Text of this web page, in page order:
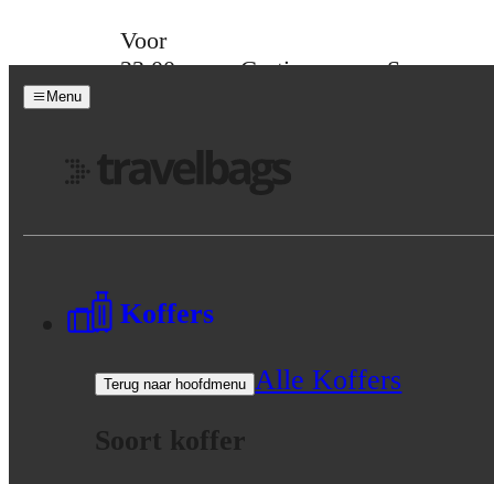
Voor
23:00
Gratis
Spaar
Menu
Koffers
Terug naar hoofdmenu
Alle Koffers
Soort koffer